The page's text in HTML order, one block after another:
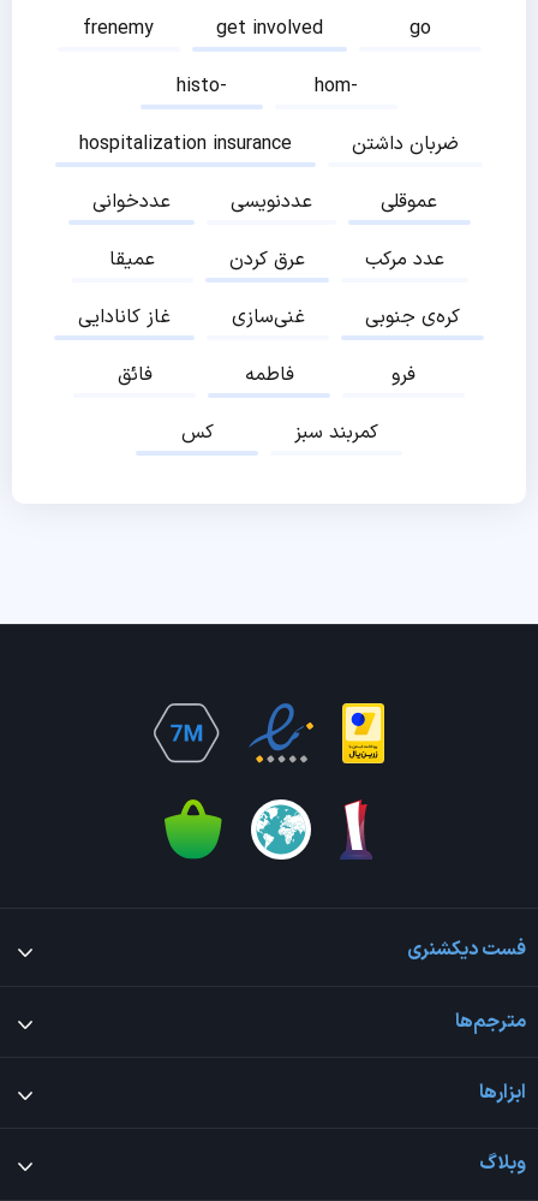
frenemy
get involved
go
histo-
hom-
hospitalization insurance
ضربان داشتن
عددخوانی
عددنویسی
عموقلی
عمیقا
عرق کردن
عدد مرکب
غاز کانادایی
غنی‌سازی
کره‌ی جنوبی
فائق
فاطمه
فرو
کس
کمربند سبز
فست دیکشنری
مترجم‌ها
ابزارها
وبلاگ